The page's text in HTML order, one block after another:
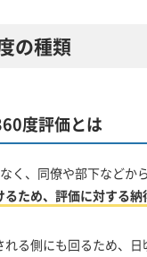
の種類
度評価とは
く、同僚や部下などか
ため、評価に対する納
る側にも回るため、